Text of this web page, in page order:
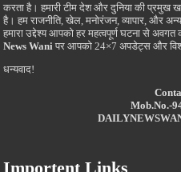
करता है। हमारी टीम देश और दुनिया की प्रमुख
है। हम राजनीति, खेल, मनोरंजन, व्यापार, और
हमारा उद्देश्य आपको हर महत्वपूर्ण घटना से
News Wani पर आपको 24×7 अपडेट्स और
धन्यवाद!
Mob.No.-
Importent Links